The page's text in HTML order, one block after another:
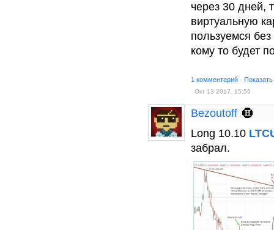
через 30 дней,
виртуальную
пользуемся
кому то будет
1 комментарий ·
Окт 13 2017, 15:59
Bezoutoff
Long 10.10
забрал.